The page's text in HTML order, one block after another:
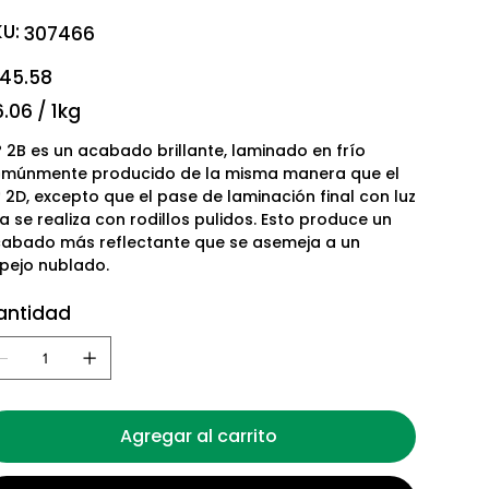
SKU
307466
307466
/ 1kg
2B es un acabado brillante, laminado en frío
producido de la misma manera que el
2D, excepto que el pase de laminación final con luz
se realiza con rodillos pulidos. Esto produce un
más reflectante que se asemeja a un
nublado.
Agregar al carrito